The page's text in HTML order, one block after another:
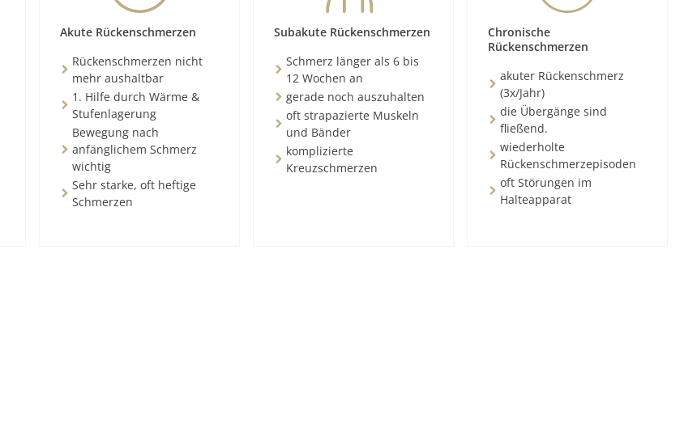
Akute Rückenschmerzen
Rückenschmerzen nicht
mehr aushaltbar
1. Hilfe durch Wärme &
Stufenlagerung
Bewegung nach
anfänglichem Schmerz
wichtig
Sehr starke, oft heftige
Schmerzen
Subakute Rückenschmerzen
Schmerz länger als 6 bis
12 Wochen an
gerade noch auszuhalten
oft strapazierte Muskeln
und Bänder
komplizierte
Kreuzschmerzen
Chronische
Rückenschmerzen
akuter Rückenschmerz
(3x/Jahr)
die Übergänge sind
fließend.
wiederholte
Rückenschmerzepisoden
oft Störungen im
Halteapparat